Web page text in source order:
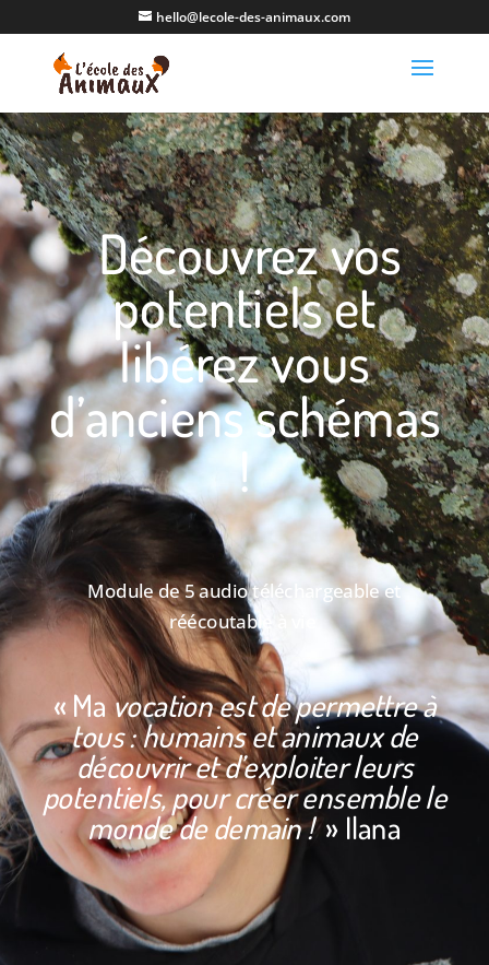
hello@lecole-des-animaux.com
Découvrez vos
potentiels et
libérez vous
d’anciens schémas
!
Module de 5 audio téléchargeable et
réécoutable à vie
« Mavocation est de permettre à
tous : humains et animaux de
découvrir et d’exploiter leurs
potentiels, pour créer ensemble le
monde de demain !» Ilana